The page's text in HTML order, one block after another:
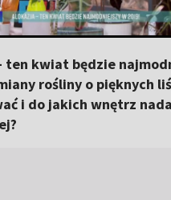
ten kwiat będzie
rośliny o pięknych
i do jakich wnętrz